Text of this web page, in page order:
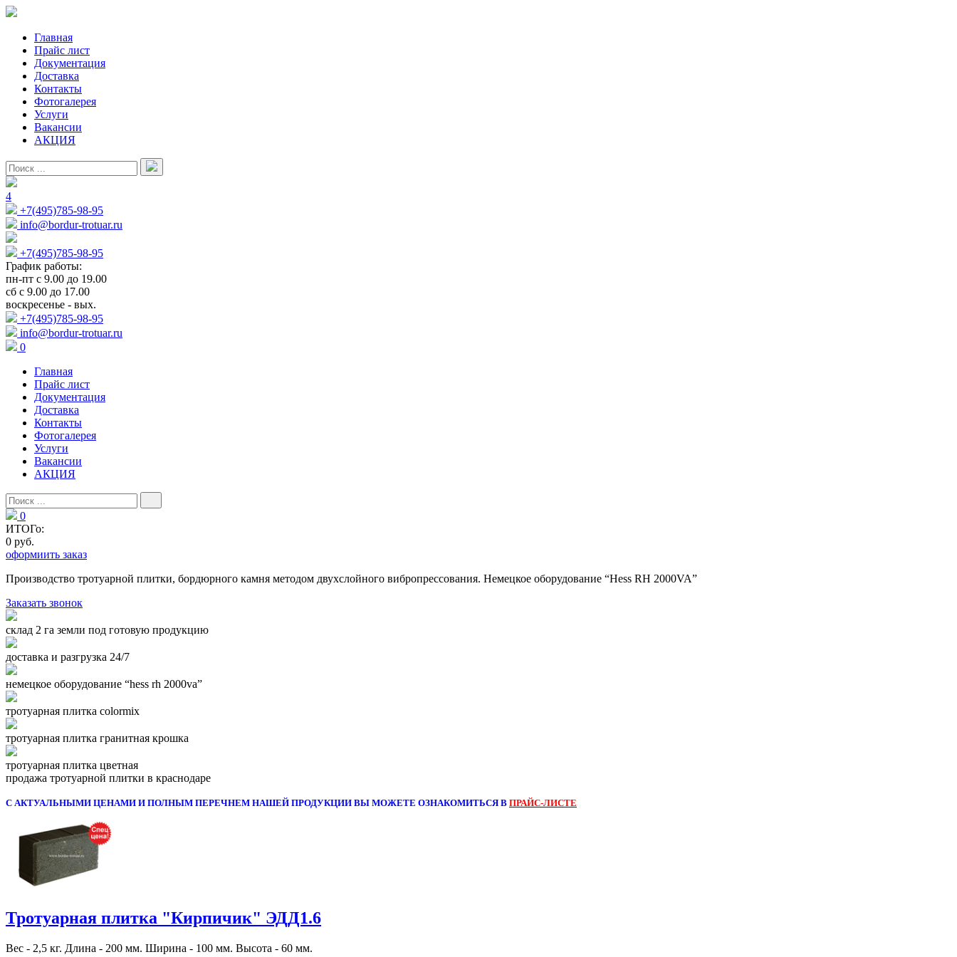
Главная
Прайс лист
Документация
Доставка
Контакты
Фотогалерея
Услуги
Вакансии
АКЦИЯ
4
+7(495)785-98-95
info@bordur-trotuar.ru
+7(495)785-98-95
График работы:
пн-пт с 9.00 до 19.00
сб с 9.00 до 17.00
воскресенье - вых.
+7(495)785-98-95
info@bordur-trotuar.ru
0
Главная
Прайс лист
Документация
Доставка
Контакты
Фотогалерея
Услуги
Вакансии
АКЦИЯ
0
ИТОГо:
0 руб.
оформиить заказ
Производство тротуарной плитки, бордюрного камня методом двухслойного вибропресcования. Немецкое оборудование “Hess RH 2000VA”
Заказать звонок
склад 2 га земли под готовую продукцию
доставка и разгрузка 24/7
немецкое оборудование “hess rh 2000va”
тротуарная плитка colormix
тротуарная плитка гранитная крошка
тротуарная плитка цветная
продажа тротуарной плитки в краснодаре
С АКТУАЛЬНЫМИ ЦЕНАМИ И ПОЛНЫМ ПЕРЕЧНЕМ НАШЕЙ ПРОДУКЦИИ ВЫ МОЖЕТЕ ОЗНАКОМИТЬСЯ В ПРАЙС-ЛИСТЕ
Тротуарная плитка "Кирпичик" ЭДД1.6
Вес - 2,5 кг. Длина - 200 мм. Ширина - 100 мм. Высота - 60 мм.